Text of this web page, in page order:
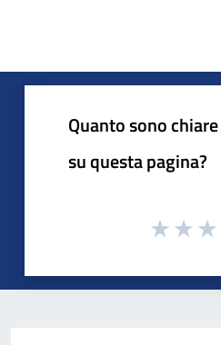
Quanto sono
su questa pagina?